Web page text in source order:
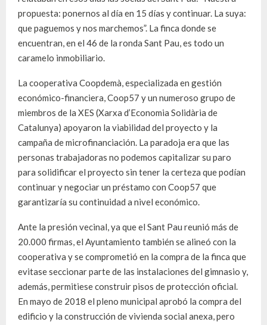
propuesta: ponernos al día en 15 días y continuar. La suya:
que paguemos y nos marchemos”. La finca donde se
encuentran, en el 46 de la ronda Sant Pau, es todo un
caramelo inmobiliario.
La cooperativa Coopdemà, especializada en gestión
económico-financiera, Coop57 y un numeroso grupo de
miembros de la XES (Xarxa d’Economia Solidària de
Catalunya) apoyaron la viabilidad del proyecto y la
campaña de microfinanciación. La paradoja era que las
personas trabajadoras no podemos capitalizar su paro
para solidificar el proyecto sin tener la certeza que podían
continuar y negociar un préstamo con Coop57 que
garantizaría su continuidad a nivel económico.
Ante la presión vecinal, ya que el Sant Pau reunió más de
20.000 firmas, el Ayuntamiento también se alineó con la
cooperativa y se comprometió en la compra de la finca que
evitase seccionar parte de las instalaciones del gimnasio y,
además, permitiese construir pisos de protección oficial.
En mayo de 2018 el pleno municipal aprobó la compra del
edificio y la construcción de vivienda social anexa, pero